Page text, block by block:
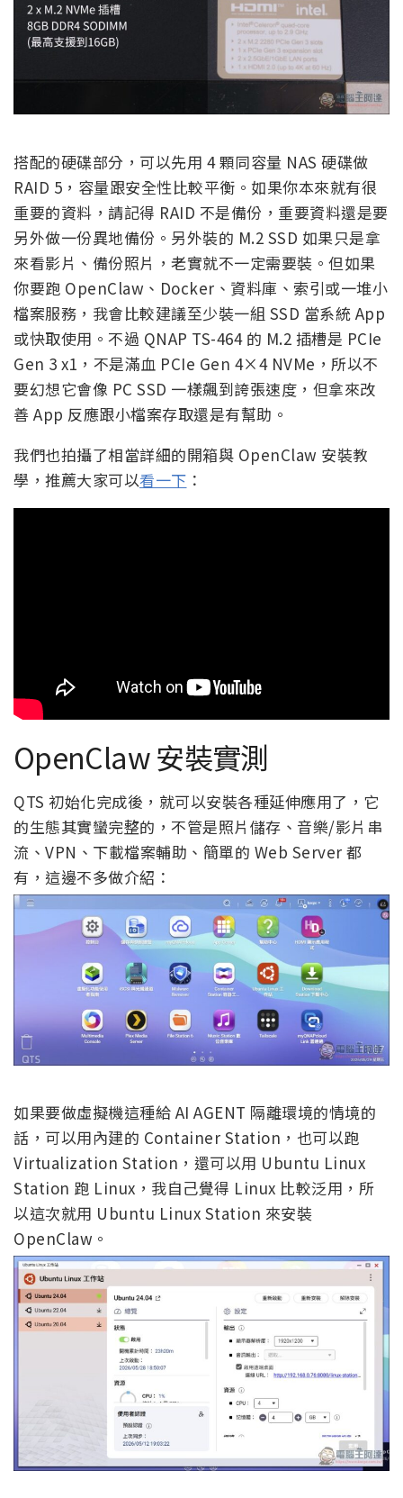
搭配的硬碟部分，可以先用 4 顆同容量 NAS 硬碟做
RAID 5，容量跟安全性比較平衡。如果你本來就有很
重要的資料，請記得 RAID 不是備份，重要資料還是要
另外做一份異地備份。另外裝的 M.2 SSD 如果只是拿
來看影片、備份照片，老實就不一定需要裝。但如果
你要跑 OpenClaw、Docker、資料庫、索引或一堆小
檔案服務，我會比較建議至少裝一組 SSD 當系統 App
或快取使用。不過 QNAP TS-464 的 M.2 插槽是 PCIe
Gen 3 x1，不是滿血 PCIe Gen 4×4 NVMe，所以不
要幻想它會像 PC SSD 一樣飆到誇張速度，但拿來改
善 App 反應跟小檔案存取還是有幫助。
我們也拍攝了相當詳細的開箱與 OpenClaw 安裝教
學，推薦大家可以看一下 ：
OpenClaw 安裝實測
QTS 初始化完成後，就可以安裝各種延伸應用了，它
的生態其實蠻完整的，不管是照片儲存、音樂/影片串
流、VPN、下載檔案輔助、簡單的 Web Server 都
有，這邊不多做介紹：
如果要做虛擬機這種給 AI AGENT 隔離環境的情境的
話，可以用內建的 Container Station，也可以跑
Virtualization Station，還可以用 Ubuntu Linux
Station 跑 Linux，我自己覺得 Linux 比較泛用，所
以這次就用 Ubuntu Linux Station 來安裝
OpenClaw。